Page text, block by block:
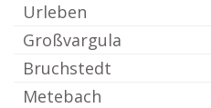
Urleben
Großvargula
Bruchstedt
Metebach